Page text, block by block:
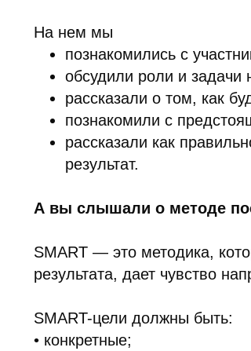
На нем мы
познакомились с
обсудили роли и задачи
рассказали о том, как
познакомили с
рассказали как
результат.
А вы слышали о методе
SMART — это методика,
результата, дает чувство
SMART-цели должны быть:
• конкретные;